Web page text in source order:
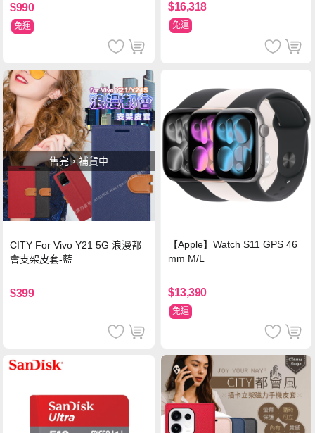
$990
免運
$16,318
免運
售完，補貨中
CITY For Vivo Y21 5G 浪漫都
會支架皮套-藍
$399
【Apple】Watch S11 GPS 46
mm M/L
$13,390
免運